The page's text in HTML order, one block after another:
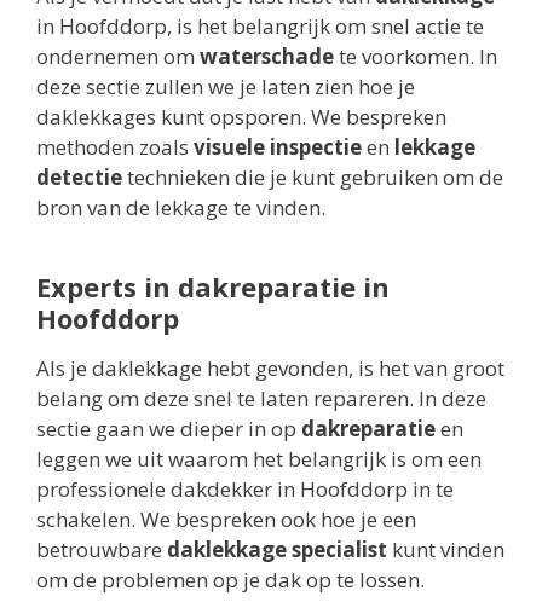
in Hoofddorp, is het belangrijk om snel actie te
ondernemen om waterschadete voorkomen. In
deze sectie zullen we je laten zien hoe je
daklekkages kunt opsporen. We bespreken
methoden zoals visuele inspectieen lekkage
detectietechnieken die je kunt gebruiken om de
bron van de lekkage te vinden.
Experts in dakreparatie in
Hoofddorp
Als je daklekkage hebt gevonden, is het van groot
belang om deze snel te laten repareren. In deze
sectie gaan we dieper in op dakreparatieen
leggen we uit waarom het belangrijk is om een
professionele dakdekker in Hoofddorp in te
schakelen. We bespreken ook hoe je een
betrouwbare daklekkage specialist kunt vinden
om de problemen op je dak op te lossen.